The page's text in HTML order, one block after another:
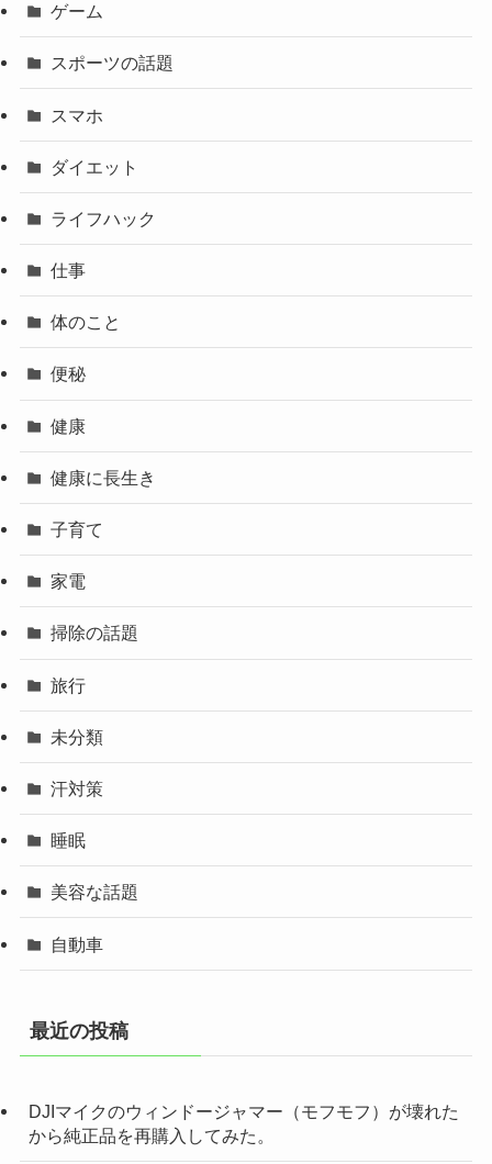
ゲーム
スポーツの話題
スマホ
ダイエット
ライフハック
仕事
体のこと
便秘
健康
健康に長生き
子育て
家電
掃除の話題
旅行
未分類
汗対策
睡眠
美容な話題
自動車
最近の投稿
DJIマイクのウィンドージャマー（モフモフ）が壊れた
から純正品を再購入してみた。